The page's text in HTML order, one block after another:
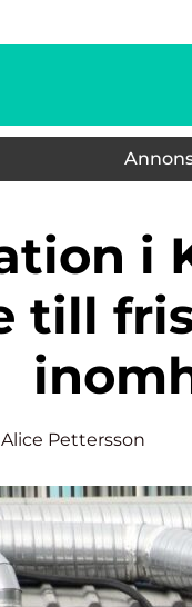
till
Alice Pettersson